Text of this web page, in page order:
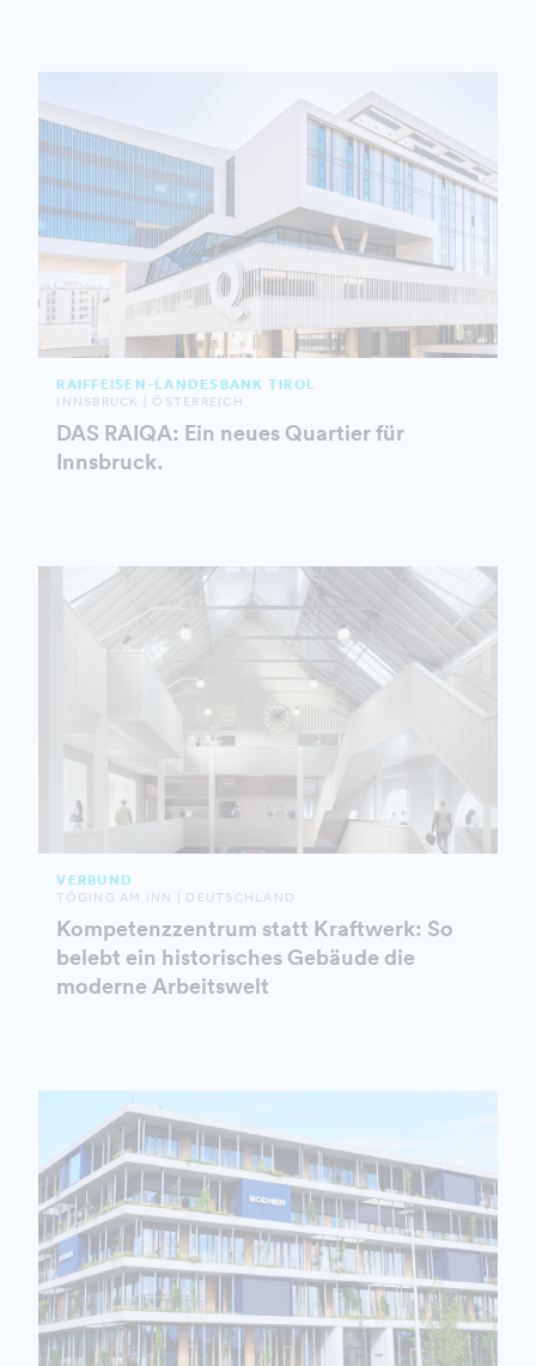
RAIFFEISEN-LANDESBANK TIROL
INNSBRUCK | ÖSTERREICH
DAS RAIQA: Ein neues Quartier für
Innsbruck.
VERBUND
TÖGING AM INN | DEUTSCHLAND
Kompetenzzentrum statt Kraftwerk: So
belebt ein historisches Gebäude die
moderne Arbeitswelt